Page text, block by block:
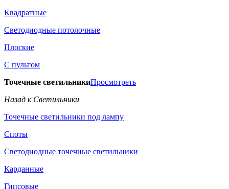
Квадратные
Светодиодные потолочные
Плоские
С пультом
Точечные светильникиПросмотреть
Назад к Светильники
Точечные светильники под лампу
Споты
Светодиодные точечные светильники
Карданные
Гипсовые